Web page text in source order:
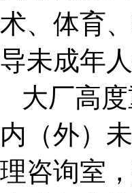
术、体育
导未成年
大厂高
内（外）
理咨询室